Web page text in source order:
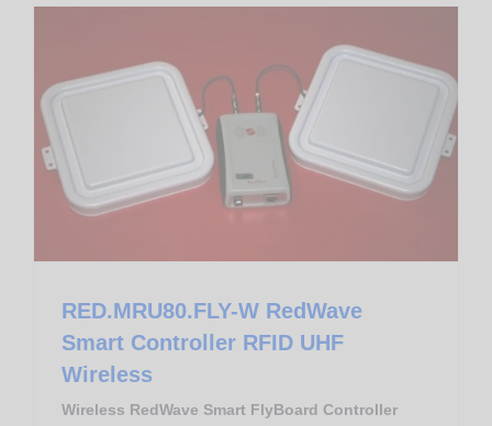
RED.MRU80.FLY-W RedWave
Smart Controller RFID UHF
Wireless
Wireless RedWave Smart FlyBoard Controller